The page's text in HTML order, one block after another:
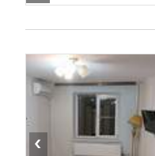
‹